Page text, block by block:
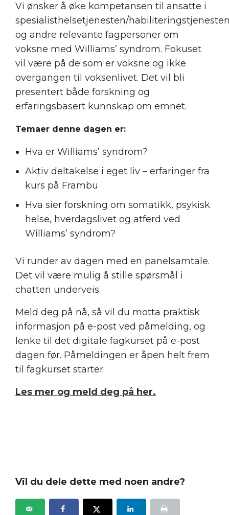
Vi ønsker å øke kompetansen til ansatte i
spesialisthelsetjenesten/
og andre relevante fagpersoner om
voksne med Williams’ syndrom. Fokuset
vil være på de som er voksne og ikke
overgangen til voksenlivet. Det vil bli
presentert både forskning og
erfaringsbasert kunnskap om emnet.
Temaer denne dagen er:
Hva er Williams’ syndrom?
Aktiv deltakelse i eget liv – erfaringer fra
kurs på Frambu
Hva sier forskning om somatikk, psykisk
helse, hverdagslivet og atferd ved
Williams’ syndrom?
Vi runder av dagen med en panelsamtale.
Det vil være mulig å stille spørsmål i
chatten underveis.
Meld deg på nå, så vil du motta praktisk
informasjon på e-post ved påmelding, og
lenke til det digitale fagkurset på e-post
dagen før. Påmeldingen er åpen helt frem
til fagkurset starter.
Les mer og meld deg på her.
Vil du dele dette med noen andre?